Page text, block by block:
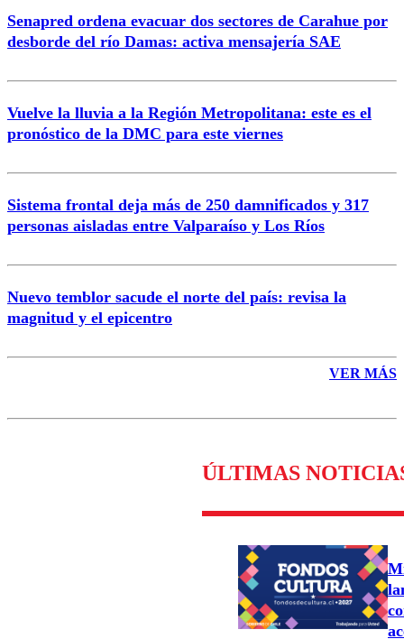
Correo
Enviar comentario
Senapred ordena evacuar dos sectores de Carahue por
desborde del río Damas: activa mensajería SAE
Vuelve la lluvia a la Región Metropolitana: este es el
pronóstico de la DMC para este viernes
Sistema frontal deja más de 250 damnificados y 317
personas aisladas entre Valparaíso y Los Ríos
Nuevo temblor sacude el norte del país: revisa la
magnitud y el epicentro
VER MÁS
ÚLTIMAS